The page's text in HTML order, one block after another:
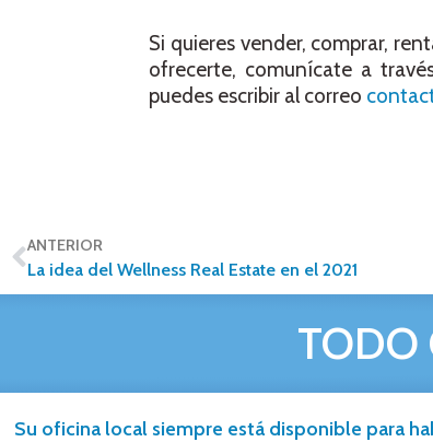
Si quieres vender, comprar,
ofrecerte, comunícate a
puedes escribir al correo
ANTERIOR
La idea del Wellness Real Estate en el 2021
TODO
Su oficina local siempre está disponible para